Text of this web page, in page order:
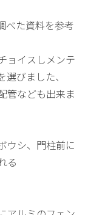
べた資料を参考
ョイスしメンテ
びました、
管なども出来ま
ウシ、門柱前に
る